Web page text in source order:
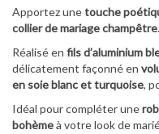
Apportez unetouche
collier de mariage champêtre.
Réalisé en fils d’aluminium
délicatement façonné en
en soie blanc et turquoise,
Idéal pour compléter une
bohèmeà votre look de